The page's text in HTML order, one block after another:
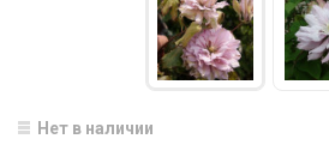
Нет в наличии